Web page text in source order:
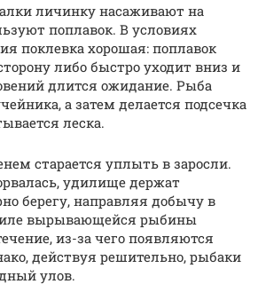
личинку насаживают на
поплавок. В условиях
поклевка хорошая: поплавок
либо быстро уходит вниз и
длится ожидание. Рыба
а затем делается подсечка
леска.
старается уплыть в заросли.
удилище держат
берегу, направляя добычу в
вырывающейся рыбины
из-за чего появляются
действуя решительно, рыбаки
улов.